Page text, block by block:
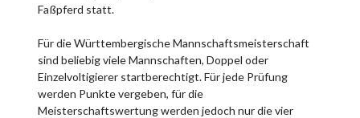
Faßpferd statt.
Für die Württembergische Mannschaftsmeisterschaft
sind beliebig viele Mannschaften, Doppel oder
Einzelvoltigierer startberechtigt. Für jede Prüfung
werden Punkte vergeben, für die
Meisterschaftswertung werden jedoch nur die vier